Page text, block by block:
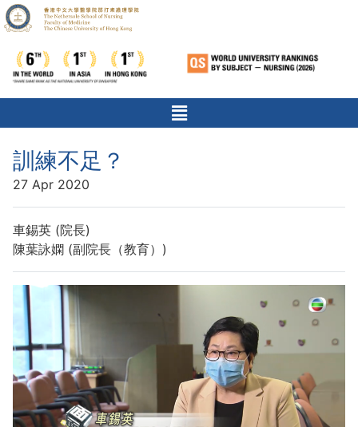
訓練不足？
27 Apr 2020
車錫英 (院長)
陳葉詠嫻 (副院長（教育）)